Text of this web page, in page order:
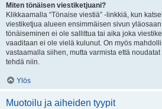
Miten tönäisen viestiketjuani?
Klikkaamalla “Tönaise viestiä” -linkkiä, kun
viestiketjua alueen ensimmäisen sivun
tönäiseminen ei ole sallittua tai aika joka
vaaditaan ei ole vielä kulunut. On myös
vastaamalla siihen, mutta varmista että
tehdä niin.
Ylös
Muotoilu ja aiheiden tyypit